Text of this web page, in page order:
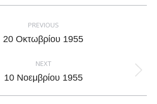
Facebook
X
PinterestLinkedIn
PREVIOUS
Previous
20 Οκτωβρίου 1955
NEXT
Next
10 Νοεμβρίου 1955